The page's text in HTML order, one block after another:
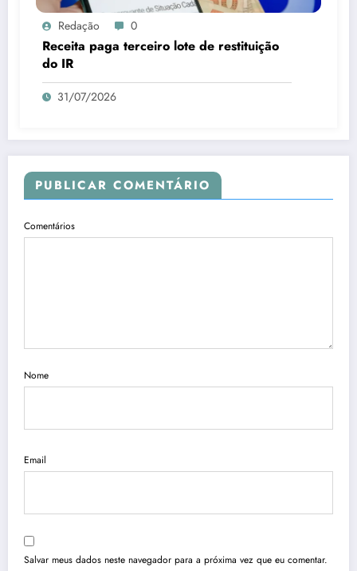
Redação 0
Receita paga terceiro lote de restituição
do IR
31/07/2026
PUBLICAR COMENTÁRIO
Comentários
Nome
Email
Salvar meus dados neste navegador para a próxima vez que eu comentar.